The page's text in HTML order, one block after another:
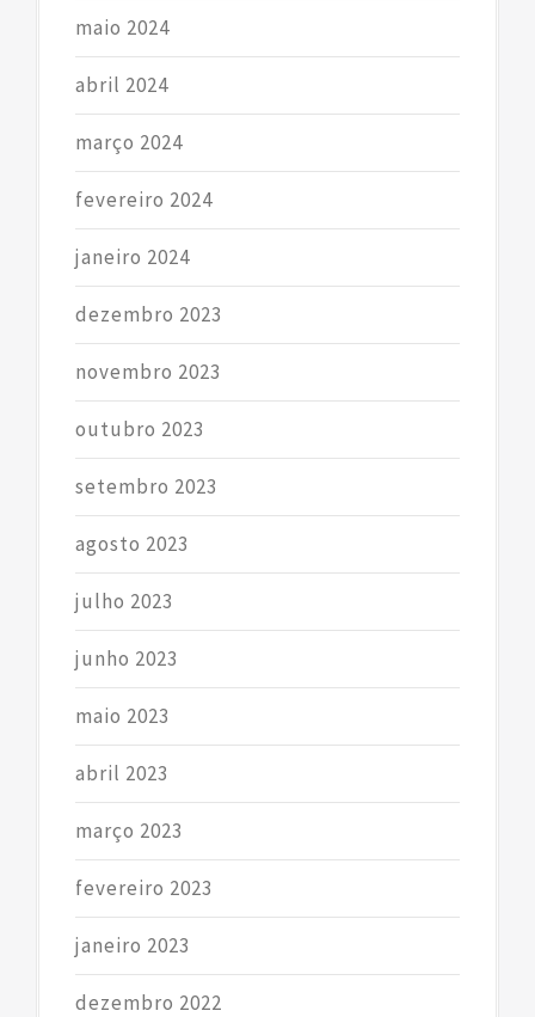
maio 2024
abril 2024
março 2024
fevereiro 2024
janeiro 2024
dezembro 2023
novembro 2023
outubro 2023
setembro 2023
agosto 2023
julho 2023
junho 2023
maio 2023
abril 2023
março 2023
fevereiro 2023
janeiro 2023
dezembro 2022